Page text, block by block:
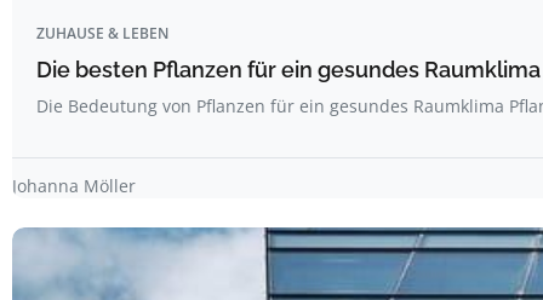
ZUHAUSE & LEBEN
Die besten Pflanzen für ein gesundes Raumklima
Die Bedeutung von Pflanzen für ein gesundes Raumklima
Johanna Möller